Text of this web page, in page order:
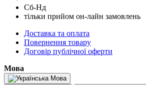
Сб-Нд
тільки прийом он-лайн замовлень
Доставка та оплата
Повернення товару
Договір публічної оферти
Мова
Мова